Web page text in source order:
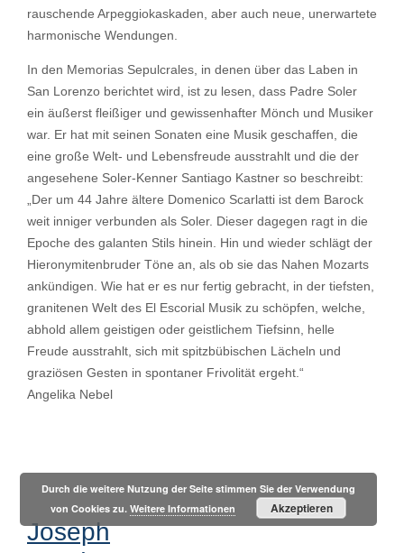
rauschende Arpeggiokaskaden, aber auch neue, unerwartete
harmonische Wendungen.
In den Memorias Sepulcrales, in denen über das Laben in
San Lorenzo berichtet wird, ist zu lesen, dass Padre Soler
ein äußerst fleißiger und gewissenhafter Mönch und Musiker
war. Er hat mit seinen Sonaten eine Musik geschaffen, die
eine große Welt- und Lebensfreude ausstrahlt und die der
angesehene Soler-Kenner Santiago Kastner so beschreibt:
„Der um 44 Jahre ältere Domenico Scarlatti ist dem Barock
weit inniger verbunden als Soler. Dieser dagegen ragt in die
Epoche des galanten Stils hinein. Hin und wieder schlägt der
Hieronymitenbruder Töne an, als ob sie das Nahen Mozarts
ankündigen. Wie hat er es nur fertig gebracht, in der tiefsten,
granitenen Welt des El Escorial Musik zu schöpfen, welche,
abhold allem geistigen oder geistlichem Tiefsinn, helle
Freude ausstrahlt, sich mit spitzbübischen Lächeln und
graziösen Gesten in spontaner Frivolität ergeht.“
Angelika Nebel
Joseph
Durch die weitere Nutzung der Seite stimmen Sie der Verwendung
von Cookies zu.Weitere Informationen Akzeptieren